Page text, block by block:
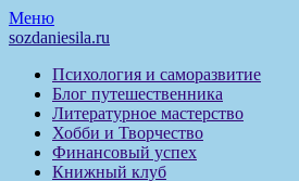
Перейти
к
Меню
sozdaniesila.ru
Психология и саморазвитие
Блог путешественника
Литературное мастерство
Хобби и Творчество
Финансовый успех
Книжный клуб